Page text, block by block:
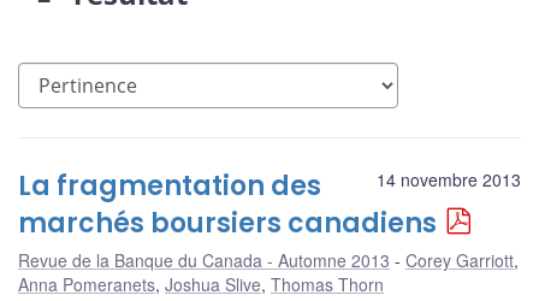
14 novembre 2013
La fragmentation des
marchés boursiers canadiens
Revue de la Banque du Canada - Automne 2013 Corey Garriott,
Anna Pomeranets, Joshua Slive, Thomas Thorn